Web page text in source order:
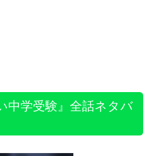
中学受験』全話ネタバ